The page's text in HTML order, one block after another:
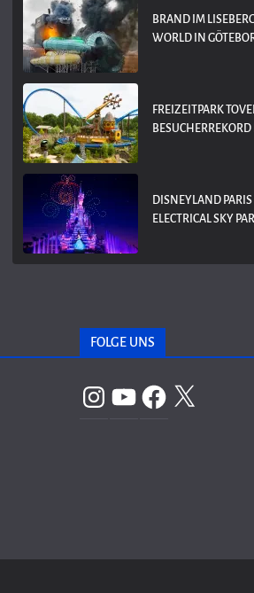
BRAND IM
WORLD IN
FREIZEITPARK
DISNEYLAND
ELECTRICAL SKY
FOLGE UNS
InstagramYouTubeFacebook
X